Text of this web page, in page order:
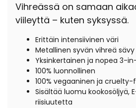
Vihreässä on samaan
viileyttä – kuten syksyssä.
Erittäin intensiivinen väri
Metallinen syvän vihreä sävy
Yksinkertainen ja nopea 3-
100% luonnollinen
100% vegaaninen ja cruelty-
Sisältää luomu kookosöljyä,
riisiuutetta